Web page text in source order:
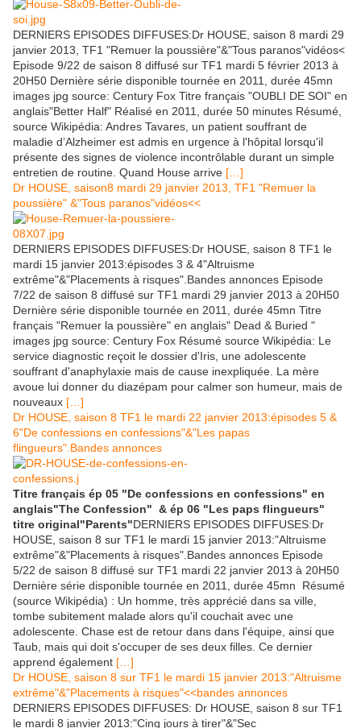
DERNIERS EPISODES DIFFUSES:Dr HOUSE, saison 8 mardi 29
janvier 2013, TF1 "Remuer la poussière"&"Tous paranos"vidéos<
Episode 9/22 de saison 8 diffusé sur TF1 mardi 5 février 2013 à
20H50 Dernière série disponible tournée en 2011, durée 45mn
images jpg source: Century Fox Titre français "OUBLI DE SOI" en
anglais"Better Half" Réalisé en 2011, durée 50 minutes Résumé,
source Wikipédia: Andres Tavares, un patient souffrant de
maladie d’Alzheimer est admis en urgence à l'hôpital lorsqu'il
présente des signes de violence incontrôlable durant un simple
entretien de routine. Quand House arrive […]
Dr HOUSE, saison8 mardi 29 janvier 2013, TF1 "Remuer la
poussière" &"Tous paranos"vidéos<<
DERNIERS EPISODES DIFFUSES:Dr HOUSE, saison 8 TF1 le
mardi 15 janvier 2013:épisodes 3 & 4"Altruisme
extrême"&"Placements à risques".Bandes annonces Episode
7/22 de saison 8 diffusé sur TF1 mardi 29 janvier 2013 à 20H50
Dernière série disponible tournée en 2011, durée 45mn Titre
français "Remuer la poussière" en anglais" Dead & Buried "
images jpg source: Century Fox Résumé source Wikipédia: Le
service diagnostic reçoit le dossier d'Iris, une adolescente
souffrant d'anaphylaxie mais de cause inexpliquée. La mère
avoue lui donner du diazépam pour calmer son humeur, mais de
nouveaux […]
Dr HOUSE, saison 8 TF1 le mardi 22 janvier 2013:épisodes 5 &
6"De confessions en confessions"&"Les papas
flingueurs".Bandes annonces
Titre français ép 05 "De confessions en confessions" en
anglais"The Confession" & ép 06 "Les paps flingueurs"
titre original"Parents"DERNIERS EPISODES DIFFUSES:Dr
HOUSE, saison 8 sur TF1 le mardi 15 janvier 2013:"Altruisme
extrême"&"Placements à risques".Bandes annonces Episode
5/22 de saison 8 diffusé sur TF1 mardi 22 janvier 2013 à 20H50
Dernière série disponible tournée en 2011, durée 45mn Résumé
(source Wikipédia) : Un homme, très apprécié dans sa ville,
tombe subitement malade alors qu'il couchait avec une
adolescente. Chase est de retour dans dans l'équipe, ainsi que
Taub, mais qui doit s'occuper de ses deux filles. Ce dernier
apprend également […]
Dr HOUSE, saison 8 sur TF1 le mardi 15 janvier 2013:"Altruisme
extrême"&"Placements à risques"<<bandes annonces
DERNIERS EPISODES DIFFUSES: Dr HOUSE, saison 8 sur TF1
le mardi 8 janvier 2013:"Cinq jours à tirer"&"Sec